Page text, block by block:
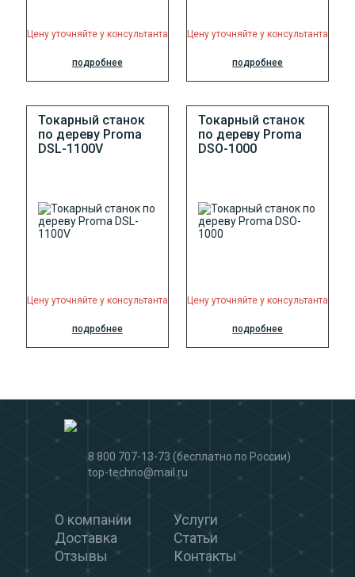
Цену уточняйте у консультанта
подробнее
Цену уточняйте у консультанта
подробнее
Токарный станок
по дереву Proma
DSL-1100V
Цену уточняйте у консультанта
подробнее
Токарный станок
по дереву Proma
DSO-1000
Цену уточняйте у консультанта
подробнее
8 800 707-13-73 (бесплатно по России)
top-techno@mail.ru
О компании
Услуги
Доставка
Статьи
Отзывы
Контакты